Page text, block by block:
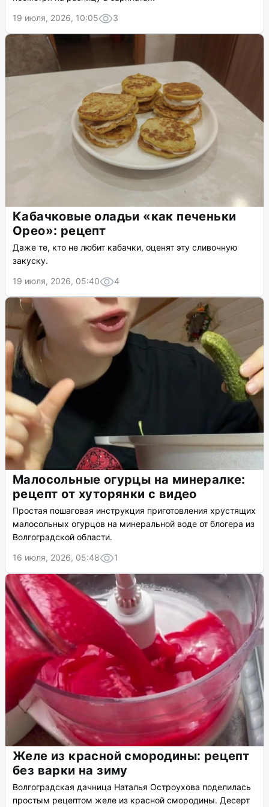
19 июля, 2026, 10:05
3
Кабачковые оладьи «как печеньки
Орео»: рецепт
Даже те, кто не любит кабачки, оценят эту сливочную
закуску.
19 июля, 2026, 05:40
4
Малосольные огурцы на минералке:
рецепт от хуторянки с видео
Простая пошаговая инструкция приготовления хрустящих
малосольных огурцов на минеральной воде от блогера из
Волгоградской области.
16 июля, 2026, 05:48
1
Желе из красной смородины: рецепт
без варки на зиму
Волгоградская дачница Наталья Остроухова поделилась
простым рецептом желе из красной смородины. Десерт